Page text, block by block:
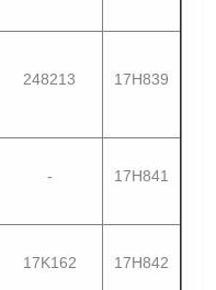
248213 17H839
- 17H841
17K162 17H842